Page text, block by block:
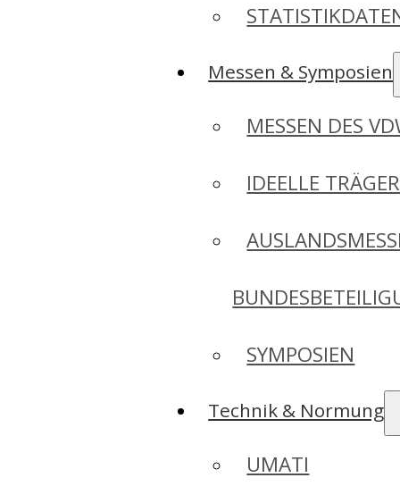
Messen & Symposien
MESSEN DES
IDEELLE
SYMPOSIEN
Technik & Normung
UMATI